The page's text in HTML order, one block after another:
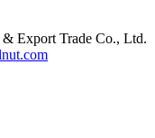
Export Trade Co., Ltd.